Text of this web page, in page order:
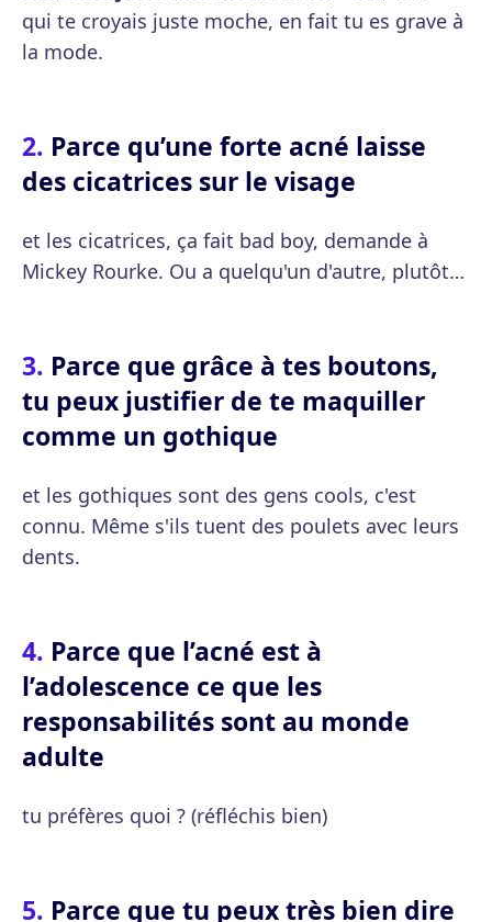
qui te croyais juste moche, en fait tu es grave à
la mode.
Parce qu’une forte acné laisse
des cicatrices sur le visage
et les cicatrices, ça fait bad boy, demande à
Mickey Rourke. Ou a quelqu'un d'autre, plutôt…
Parce que grâce à tes boutons,
tu peux justifier de te maquiller
comme un gothique
et les gothiques sont des gens cools, c'est
connu. Même s'ils tuent des poulets avec leurs
dents.
Parce que l’acné est à
l’adolescence ce que les
responsabilités sont au monde
adulte
tu préfères quoi ? (réfléchis bien)
Parce que tu peux très bien dire